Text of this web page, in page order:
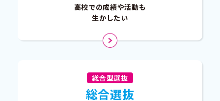
高校での成績や活動も
生かしたい
総合型選抜
総合選抜